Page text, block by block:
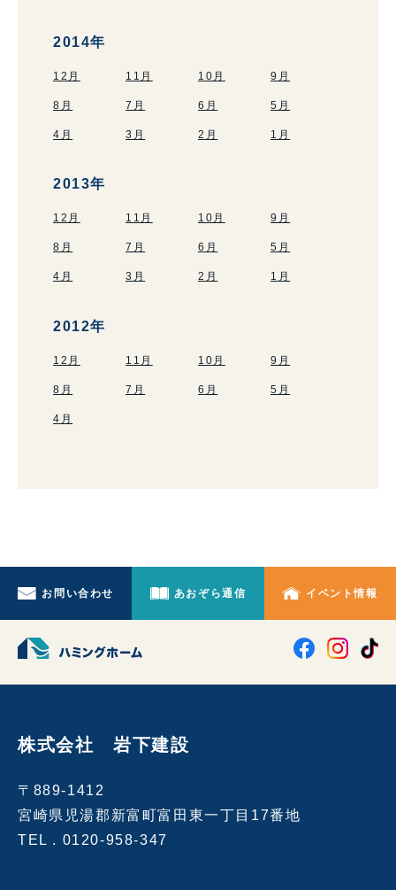
2014年
12月 11月 10月 9月
8月 7月 6月 5月
4月 3月 2月 1月
2013年
12月 11月 10月 9月
8月 7月 6月 5月
4月 3月 2月 1月
2012年
12月 11月 10月 9月
8月 7月 6月 5月
4月
お問い合わせ あおぞら通信 イベント情報
株式会社 岩下建設
〒889-1412
宮崎県児湯郡新富町富田東一丁目17番地
TEL . 0120-958-347